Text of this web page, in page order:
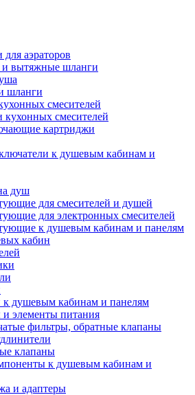
аэраторов
и вытяжные шланги
шланги
смесителей
смесителей
картриджи
к душевым кабинам и
душ
для смесителей и душей
для электронных смесителей
к душевым кабинам и панелям
кабин
к душевым кабинам и панелям
элементы питания
фильтры, обратные клапаны
клапаны
к душевым кабинам и
и адаптеры